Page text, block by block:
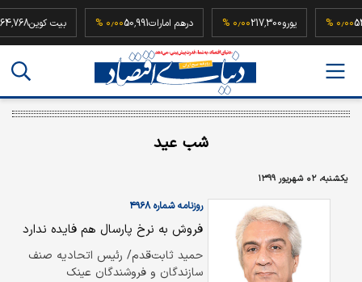
۰٫۰۰ % یورو217,300۰٫۰۰ % درهم امارات50,991۰٫۰۰ % بیت کوین
شب عید
یکشنبه، ۰۲ شهریور ۱۳۹۹
روزنامه شماره ۴۹۶۸
فروش به نرخ پارسال هم فایده ندارد
حمید ثابت‌قدم/ رئیس اتحادیه صنف
سازندگان و فروشندگان عینک